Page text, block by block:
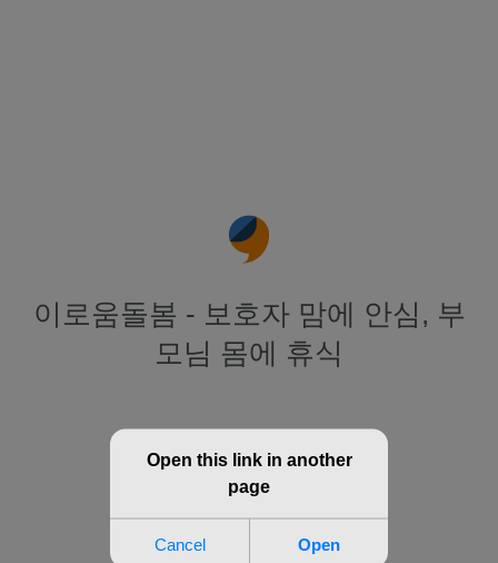
이로움돌봄 - 보호자 맘에 안심, 부
모님 몸에 휴식